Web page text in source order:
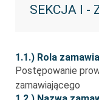
SEKCJA I -
1.1.) Rola
Postępowanie
zamawiającego